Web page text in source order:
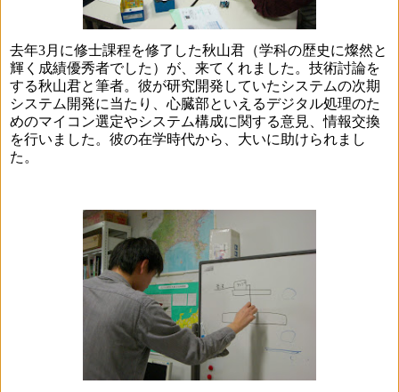
去年3月に修士課程を修了した秋山君（学科の歴史に燦然と
輝く成績優秀者でした）が、来てくれました。技術討論を
する秋山君と筆者。彼が研究開発していたシステムの次期
システム開発に当たり、心臓部といえるデジタル処理のた
めのマイコン選定やシステム構成に関する意見、情報交換
を行いました。彼の在学時代から、大いに助けられまし
た。